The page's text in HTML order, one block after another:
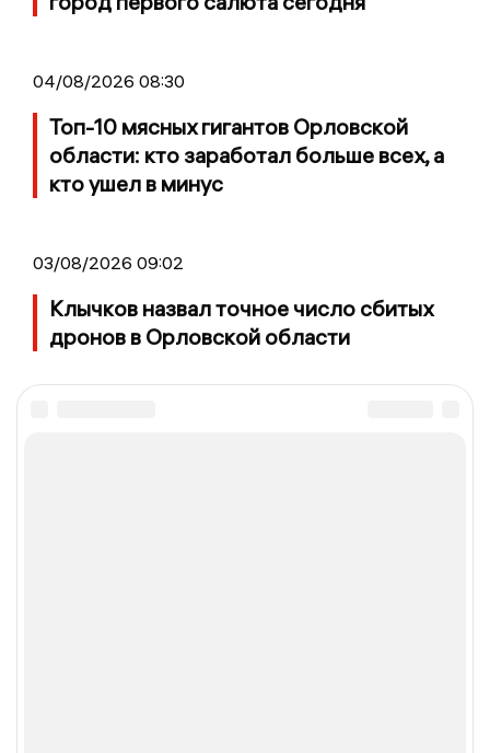
04/08/2026 08:30
Топ-10 мясных гигантов Орловской
области: кто заработал больше всех, а
кто ушел в минус
03/08/2026 09:02
Клычков назвал точное число сбитых
дронов в Орловской области